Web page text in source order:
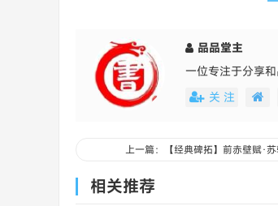
品品堂主
一位专注于分享
关 注
上一篇：【经典碑拓】前赤壁赋·
相关推荐